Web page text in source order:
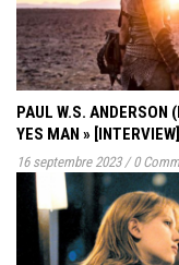
PAUL W.S. ANDERSON
YES MAN » [INTERVIEW]
16 septembre 2023 / 0